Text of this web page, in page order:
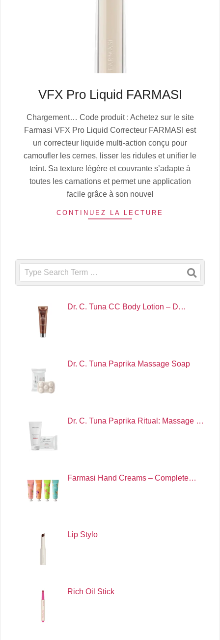
VFX Pro Liquid FARMASI
07-
04
Chargement… Code produit : Achetez sur le site
Farmasi VFX Pro Liquid Correcteur FARMASI est
un correcteur liquide multi-action conçu pour
camoufler les cernes, lisser les ridules et unifier le
teint. Sa texture légère et couvrante s’adapte à
toutes les carnations et permet une application
facile grâce à son nouvel
CONTINUEZ LA LECTURE
Search
Dr. C. Tuna CC Body Lotion – D…
Dr. C. Tuna Paprika Massage Soap
Dr. C. Tuna Paprika Ritual: Massage …
Farmasi Hand Creams – Complete…
Lip Stylo
Rich Oil Stick